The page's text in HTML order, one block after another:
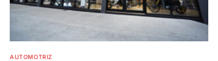
AUTOMOTRIZ